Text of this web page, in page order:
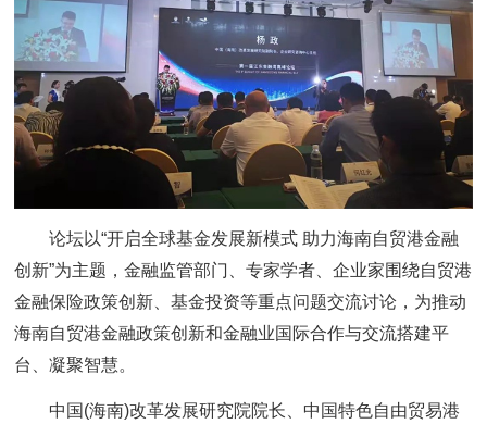
论坛以“开启全球基金发展新模式 助力海南自贸港金融
创新”为主题，金融监管部门、专家学者、企业家围绕自贸港
金融保险政策创新、基金投资等重点问题交流讨论，为推动
海南自贸港金融政策创新和金融业国际合作与交流搭建平
台、凝聚智慧。
中国(海南)改革发展研究院院长、中国特色自由贸易港